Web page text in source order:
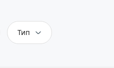
Тип